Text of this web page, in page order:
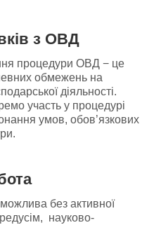
з ОВД
процедури ОВД − це
обмежень на
діяльності.
участь у процедурі
умов, обов’язкових
без активної
науково-